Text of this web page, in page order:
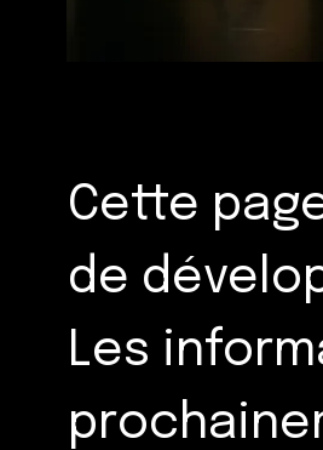
Cette
de
Les